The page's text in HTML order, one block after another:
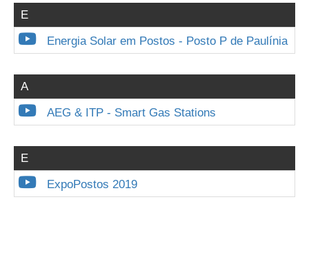
E
Energia Solar em Postos - Posto P de Paulínia
A
AEG & ITP - Smart Gas Stations
E
ExpoPostos 2019